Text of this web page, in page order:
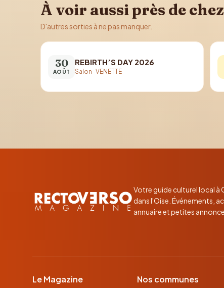
À voir aussi près de
D'autres sorties à ne pas manquer.
30
AOÛT
REBIRTH’S DAY 2026
Salon · VENETTE
Votre guide culturel local à
dans l'Oise. Événements,
annuaire et petites
Le Magazine Nos communes